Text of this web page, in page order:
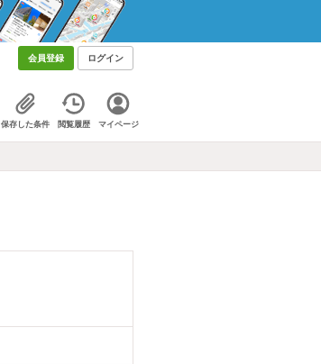
会員登録 ログイン
保存した条件 閲覧履歴 マイページ